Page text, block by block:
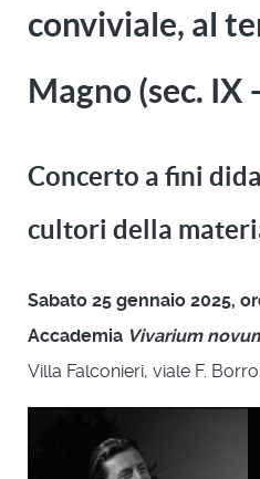
conviviale, al
Magno (sec. IX
Concerto a fini
cultori della
Sabato 25 gennaio 2025,
Accademia Vivarium
Villa Falconieri, viale F.